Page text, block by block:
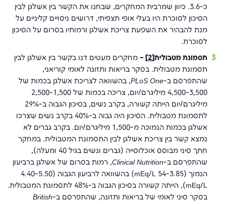
כ-3.6. כיוון שמרבית המחקרים, שבחנו את הקשר בין אשלגן לבין
הסיכון לסוכרת היו בעלי אופי תצפיתי, דרושים ניסויים קליניים על
מנת להבהיר את השפעת צריכת אשלגן ורמותיו בסרום על הסיכון
לסוכרת.
תסמונת מטבולית[2]
–מחקרים מעטים דנו בקשר בין אשלגן לבין
תסמונת מטבולית. בסקר בריאות ותזונה לאומי קוריאני,
שהתפרסם ב-PLoS One, בהשוואה לצריכת אשלגן בכמות של
4,500-3,500 מיליגרם/יום, צריכה בכמות של 2,500-1,500
מיליגרם/יום הייתה קשורה, בקרב נשים, בסיכון הגבוה ב-29%
לתסמונת מטבולית. הסיכון היה גבוה ב-40% בקרב נשים שצרכו
אשלגן בכמות הנמוכה מ-1,500 מיליגרם/יום. בקרב גברים לא
נמצא קשר בין צריכת אשלגן לבין התסמונת המטבולית. במחקר
חתך סיני מבוסס אוכלוסייה (גברים ונשים בגיל 40 ומעלה),
שהתפרסם ב-Clinical Nutrition, רמות בסרום של אשלגן ברביעון
הנמוך (mEq/L 54-3.85) בהשוואה לרביעון הגבוה (4.40-5.50
mEq/L), הייתה קשורה בסיכון הגבוה ב-48% לתסמונת המטבולית.
בסקר סיני לאומי של בריאות ותזונה, שהתפרסם ב-British